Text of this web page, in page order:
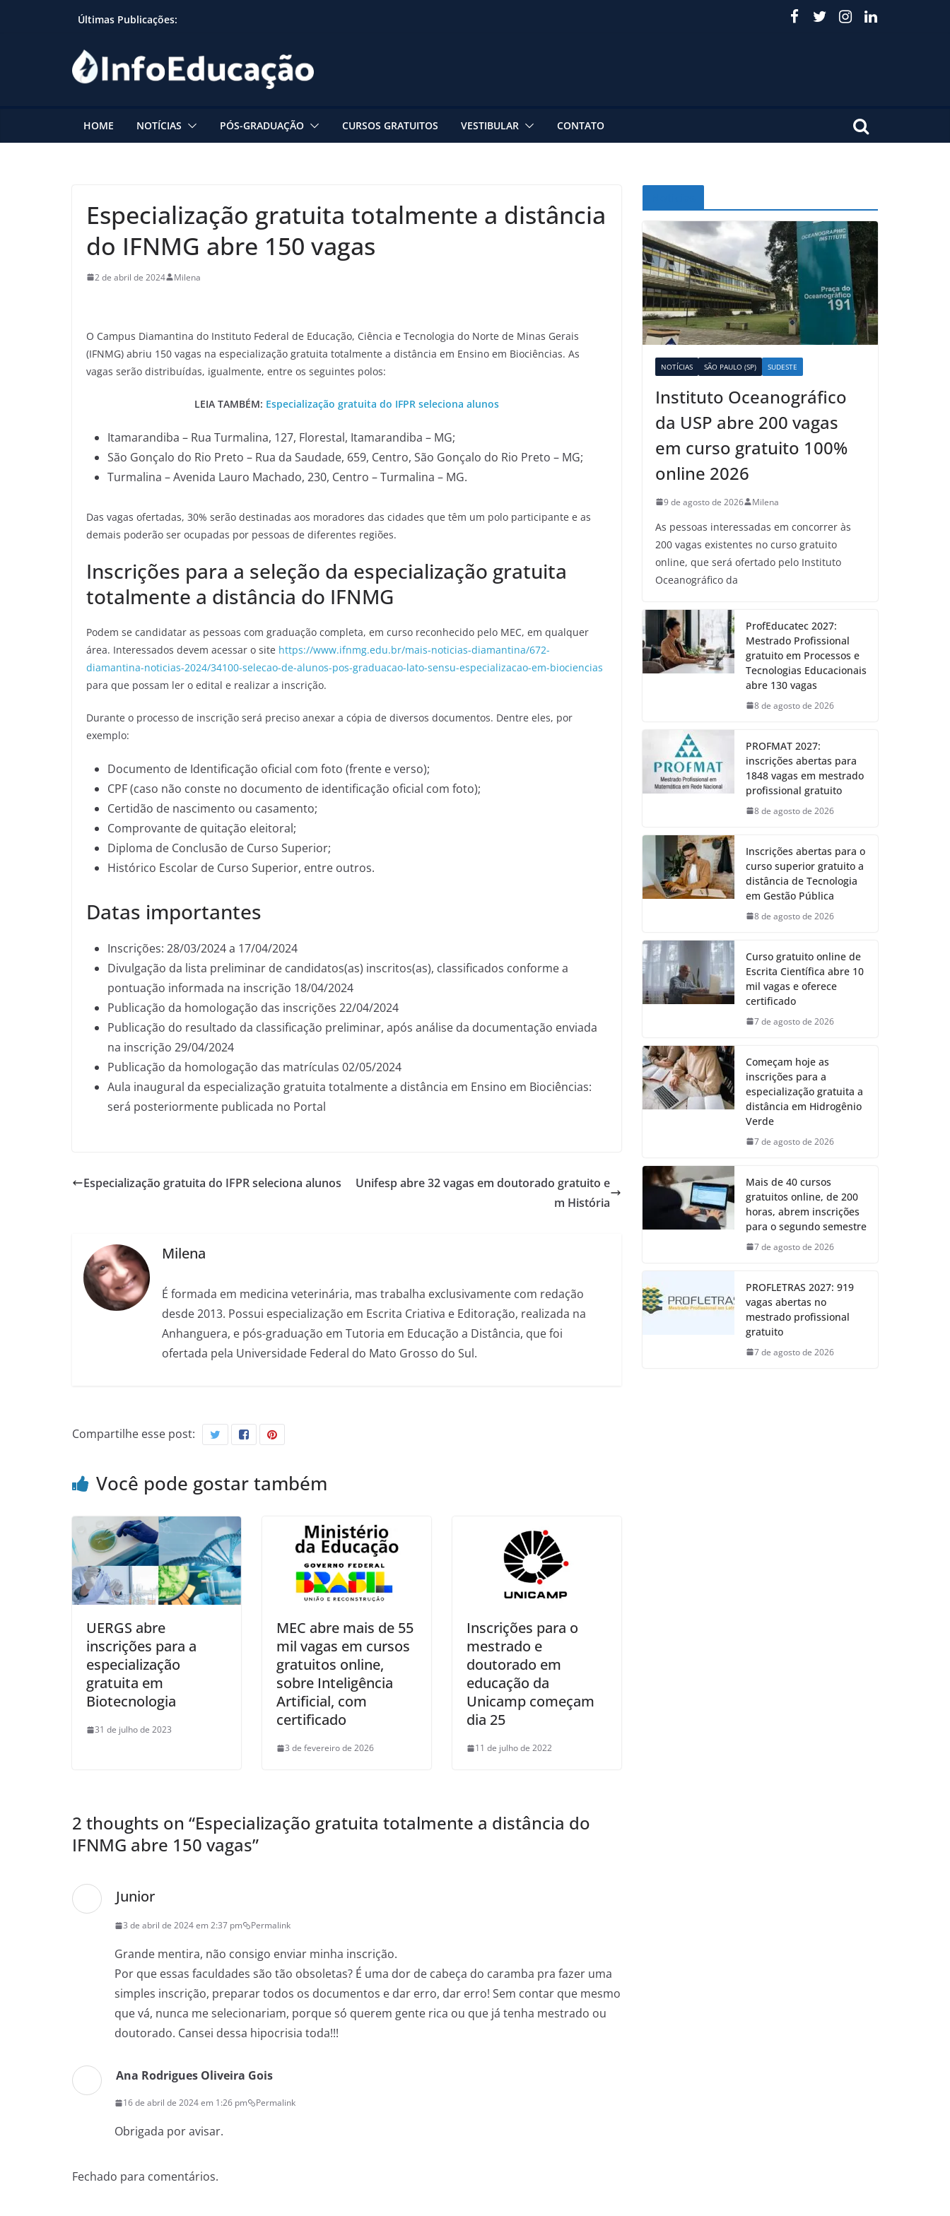
Últimas Publicações:
HOME NOTÍCIAS PÓS-GRADUAÇÃO CURSOS GRATUITOS VESTIBULAR CONTATO
Especialização gratuita totalmente a distância
do IFNMG abre 150 vagas
2 de abril de 2024 Milena
O Campus Diamantina do Instituto Federal de Educação, Ciência e Tecnologia do Norte de Minas Gerais
(IFNMG) abriu 150 vagas na especialização gratuita totalmente a distância em Ensino em Biociências. As
vagas serão distribuídas, igualmente, entre os seguintes polos:
LEIA TAMBÉM: Especialização gratuita do IFPR seleciona alunos
Itamarandiba – Rua Turmalina, 127, Florestal, Itamarandiba – MG;
São Gonçalo do Rio Preto – Rua da Saudade, 659, Centro, São Gonçalo do Rio Preto – MG;
Turmalina – Avenida Lauro Machado, 230, Centro – Turmalina – MG.
Das vagas ofertadas, 30% serão destinadas aos moradores das cidades que têm um polo participante e as
demais poderão ser ocupadas por pessoas de diferentes regiões.
Inscrições para a seleção da especialização gratuita
totalmente a distância do IFNMG
Podem se candidatar as pessoas com graduação completa, em curso reconhecido pelo MEC, em qualquer
área. Interessados devem acessar o site https://www.ifnmg.edu.br/mais-noticias-diamantina/672-
diamantina-noticias-2024/34100-selecao-de-alunos-pos-graduacao-lato-sensu-especializacao-em-biociencias
para que possam ler o edital e realizar a inscrição.
Durante o processo de inscrição será preciso anexar a cópia de diversos documentos. Dentre eles, por
exemplo:
Documento de Identificação oficial com foto (frente e verso);
CPF (caso não conste no documento de identificação oficial com foto);
Certidão de nascimento ou casamento;
Comprovante de quitação eleitoral;
Diploma de Conclusão de Curso Superior;
Histórico Escolar de Curso Superior, entre outros.
Datas importantes
Inscrições: 28/03/2024 a 17/04/2024
Divulgação da lista preliminar de candidatos(as) inscritos(as), classificados conforme a
pontuação informada na inscrição 18/04/2024
Publicação da homologação das inscrições 22/04/2024
Publicação do resultado da classificação preliminar, após análise da documentação enviada
na inscrição 29/04/2024
Publicação da homologação das matrículas 02/05/2024
Aula inaugural da especialização gratuita totalmente a distância em Ensino em Biociências:
será posteriormente publicada no Portal
Especialização gratuita do IFPR seleciona alunos
Unifesp abre 32 vagas em doutorado gratuito e
m História
Milena
É formada em medicina veterinária, mas trabalha exclusivamente com redação
desde 2013. Possui especialização em Escrita Criativa e Editoração, realizada na
Anhanguera, e pós-graduação em Tutoria em Educação a Distância, que foi
ofertada pela Universidade Federal do Mato Grosso do Sul.
Compartilhe esse post:
Você pode gostar também
UERGS abre
inscrições para a
especialização
gratuita em
Biotecnologia
31 de julho de 2023
MEC abre mais de 55
mil vagas em cursos
gratuitos online,
sobre Inteligência
Artificial, com
certificado
3 de fevereiro de 2026
Inscrições para o
mestrado e
doutorado em
educação da
Unicamp começam
dia 25
11 de julho de 2022
2 thoughts on “Especialização gratuita totalmente a distância do
IFNMG abre 150 vagas”
Junior
3 de abril de 2024 em 2:37 pm Permalink
Grande mentira, não consigo enviar minha inscrição.
Por que essas faculdades são tão obsoletas? É uma dor de cabeça do caramba pra fazer uma
simples inscrição, preparar todos os documentos e dar erro, dar erro! Sem contar que mesmo
que vá, nunca me selecionariam, porque só querem gente rica ou que já tenha mestrado ou
doutorado. Cansei dessa hipocrisia toda!!!
Ana Rodrigues Oliveira Gois
16 de abril de 2024 em 1:26 pm Permalink
Obrigada por avisar.
Fechado para comentários.
NOTÍCIAS SÃO PAULO (SP) SUDESTE
Instituto Oceanográfico
da USP abre 200 vagas
em curso gratuito 100%
online 2026
9 de agosto de 2026 Milena
As pessoas interessadas em concorrer às
200 vagas existentes no curso gratuito
online, que será ofertado pelo Instituto
Oceanográfico da
ProfEducatec 2027:
Mestrado Profissional
gratuito em Processos e
Tecnologias Educacionais
abre 130 vagas
8 de agosto de 2026
PROFMAT 2027:
inscrições abertas para
1848 vagas em mestrado
profissional gratuito
8 de agosto de 2026
Inscrições abertas para o
curso superior gratuito a
distância de Tecnologia
em Gestão Pública
8 de agosto de 2026
Curso gratuito online de
Escrita Científica abre 10
mil vagas e oferece
certificado
7 de agosto de 2026
Começam hoje as
inscrições para a
especialização gratuita a
distância em Hidrogênio
Verde
7 de agosto de 2026
Mais de 40 cursos
gratuitos online, de 200
horas, abrem inscrições
para o segundo semestre
7 de agosto de 2026
PROFLETRAS 2027: 919
vagas abertas no
mestrado profissional
gratuito
7 de agosto de 2026